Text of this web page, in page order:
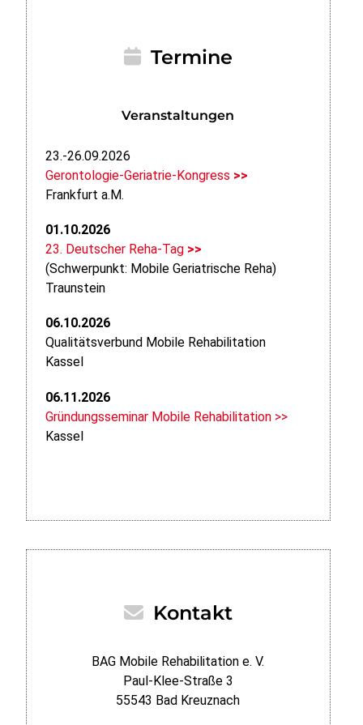
Termine
Veranstaltungen
23.-26.09.2026
Gerontologie-Geriatrie-Kongress >>
Frankfurt a.M.
01.10.2026
23. Deutscher Reha-Tag >>
(Schwerpunkt: Mobile Geriatrische Reha)
Traunstein
06.10.2026
Qualitätsverbund Mobile Rehabilitation
Kassel
06.11.2026
Gründungsseminar Mobile Rehabilitation >>
Kassel
Kontakt
BAG Mobile Rehabilitation e. V.
Paul-Klee-Straße 3
55543 Bad Kreuznach